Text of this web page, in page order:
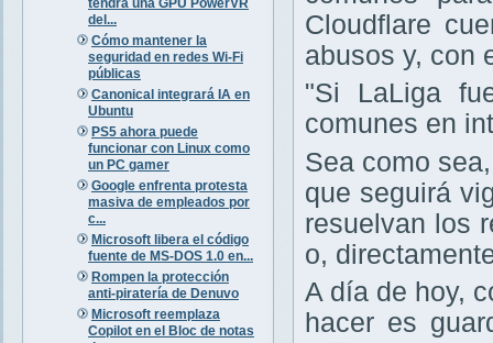
del...
Cómo mantener la
seguridad en redes Wi-Fi
públicas
Canonical integrará IA en
Ubuntu
PS5 ahora puede
funcionar con Linux como
un PC gamer
Google enfrenta protesta
masiva de empleados por
c...
Microsoft libera el código
fuente de MS-DOS 1.0 en...
Rompen la protección
anti-piratería de Denuvo
Microsoft reemplaza
Copilot en el Bloc de notas
Cloudflare
abusos y, con
"Si LaLiga
comunes en
Sea como
que seguirá
resuelvan los
o,
A día de hoy,
hacer es